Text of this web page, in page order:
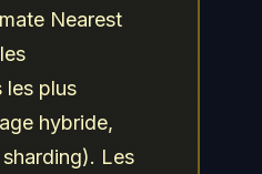
Nearest
les plus
hybride,
Les